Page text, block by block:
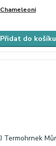
Přidat do košíku